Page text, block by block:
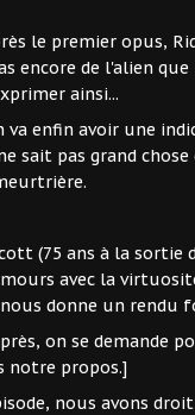
le premier opus,
encore de l'alien
ainsi...
va enfin avoir une
sait pas grand
(75 ans à la
avec la
donne un rendu
on se demande
notre propos.]
nous avons